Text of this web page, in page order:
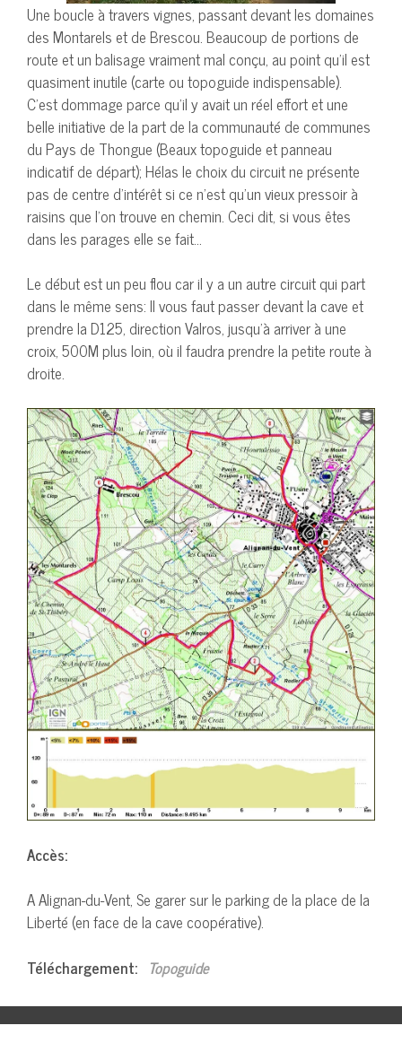
Une boucle à travers vignes, passant devant les domaines
des Montarels et de Brescou. Beaucoup de portions de
route et un balisage vraiment mal conçu, au point qu’il est
quasiment inutile (carte ou topoguide indispensable).
C’est dommage parce qu’il y avait un réel effort et une
belle initiative de la part de la communauté de communes
du Pays de Thongue (Beaux topoguide et panneau
indicatif de départ); Hélas le choix du circuit ne présente
pas de centre d’intérêt si ce n’est qu’un vieux pressoir à
raisins que l’on trouve en chemin. Ceci dit, si vous êtes
dans les parages elle se fait…
Le début est un peu flou car il y a un autre circuit qui part
dans le même sens: Il vous faut passer devant la cave et
prendre la D125, direction Valros, jusqu’à arriver à une
croix, 500M plus loin, où il faudra prendre la petite route à
droite.
Accès:
A Alignan-du-Vent, Se garer sur le parking de la place de la
Liberté (en face de la cave coopérative).
Téléchargement: Topoguide